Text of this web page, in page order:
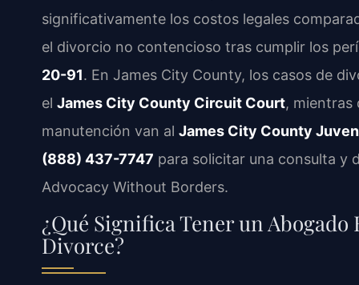
significativamente los costos legales
el divorcio no contencioso tras cumplir los
20-91. En James City County, los casos de
el James City County Circuit Court, mientras
manutención van al James City County
(888) 437-7747 para solicitar una consulta y
Advocacy Without Borders.
¿Qué Significa Tener un
Divorce?